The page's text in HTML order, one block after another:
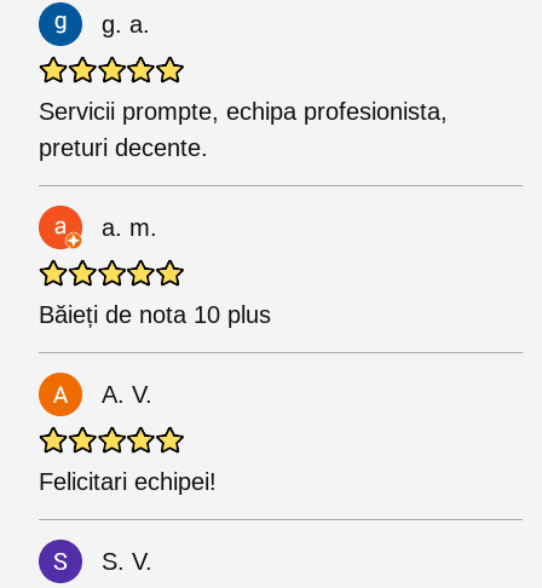
g. a.
Servicii prompte, echipa profesionista,
preturi decente.
a. m.
Băieți de nota 10 plus
A. V.
Felicitari echipei!
S. V.